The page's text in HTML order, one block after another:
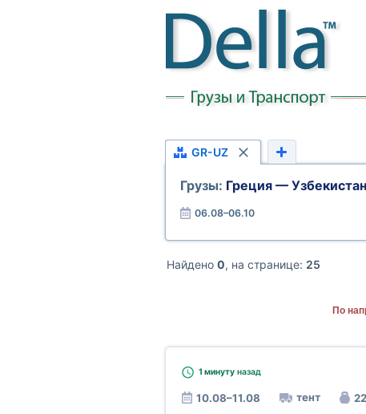
GR-UZ
Грузы: Греция — Узбекистан
06.08–06.10
Найдено 0, на странице: 25
По
1 минутуназад
10.08–11.08 тент